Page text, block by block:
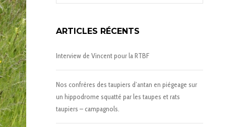
ARTICLES RÉCENTS
Interview de Vincent pour la RTBF
Nos confrères des taupiers d’antan en piégeage sur
un hippodrome squatté par les taupes et rats
taupiers – campagnols.